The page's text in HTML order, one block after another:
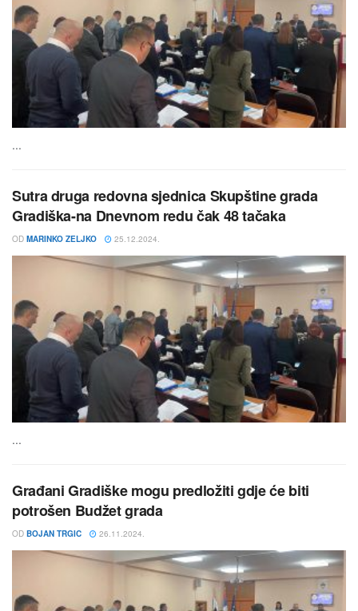
...
Sutra druga redovna sjednica Skupštine grada
Gradiška-na Dnevnom redu čak 48 tačaka
OD MARINKO ZELJKO 25.12.2024.
...
Građani Gradiške mogu predložiti gdje će biti
potrošen Budžet grada
OD BOJAN TRGIC 26.11.2024.